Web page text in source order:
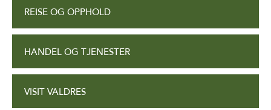
REISE OG OPPHOLD
HANDEL OG TJENESTER
VISIT VALDRES